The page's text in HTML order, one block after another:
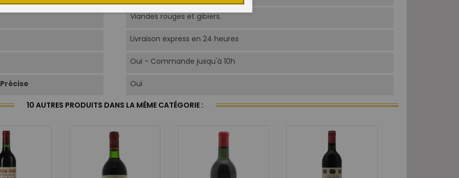
Viandes rouges et gibiers.
Livraison express en 24 heures
Oui - Commande jusqu'à 10h
Oui
10 AUTRES PRODUITS DANS LA MÊME CATÉGORIE :